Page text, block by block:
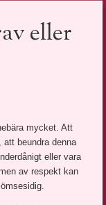
eller
mycket. Att
att beundra denna
eller vara
av respekt kan